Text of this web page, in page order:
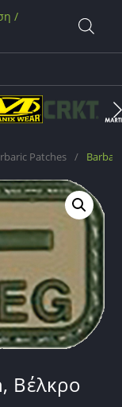
/
Patches /
Βέλκρο